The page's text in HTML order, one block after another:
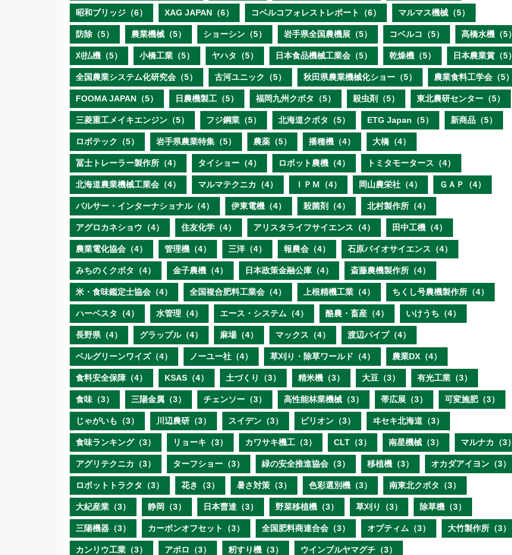
昭和ブリッジ（6） XAG JAPAN（6） コベルコフォレストレポート（6） マルマス機械（5）
防除（5） 農業機械（5） ショーシン（5） 岩手県全国農機展（5） コベルコ（5） 髙橋水機（5）
刈払機（5） 小橋工業（5） ヤハタ（5） 日本食品機械工業会（5） 乾燥機（5） 日本農業賞（5）
全国農業システム化研究会（5） 古河ユニック（5） 秋田県農業機械化ショー（5） 農業食料工学会（5）
FOOMA JAPAN（5） 日農機製工（5） 福岡九州クボタ（5） 殺虫剤（5） 東北農研センター（5）
三菱重工メイキエンジン（5） フジ鋼業（5） 北海道クボタ（5） ETG Japan（5） 新商品（5）
ロボテック（5） 岩手県農業特集（5） 農薬（5） 播種機（4） 大橋（4）
冨士トレーラー製作所（4） タイショー（4） ロボット農機（4） トミタモータース（4）
北海道農業機械工業会（4） マルマテクニカ（4） ＩＰＭ（4） 岡山農栄社（4） ＧＡＰ（4）
パルサー・インターナショナル（4） 伊東電機（4） 殺菌剤（4） 北村製作所（4）
アグロカネショウ（4） 住友化学（4） アリスタライフサイエンス（4） 田中工機（4）
農業電化協会（4） 管理機（4） 三洋（4） 報農会（4） 石原バイオサイエンス（4）
みちのくクボタ（4） 金子農機（4） 日本政策金融公庫（4） 斎藤農機製作所（4）
米・食味鑑定士協会（4） 全国複合肥料工業会（4） 上根精機工業（4） ちくし号農機製作所（4）
ハーベスタ（4） 水管理（4） エース・システム（4） 酪農・畜産（4） いけうち（4）
長野県（4） グラップル（4） 麻場（4） マックス（4） 渡辺パイプ（4）
ベルグリーンワイズ（4） ノーユー社（4） 草刈り・除草ワールド（4） 農業DX（4）
食料安全保障（4） KSAS（4） 土づくり（3） 精米機（3） 大豆（3） 有光工業（3）
食味（3） 三陽金属（3） チェンソー（3） 高性能林業機械（3） 帯広展（3） 可変施肥（3）
じゃがいも（3） 川辺農研（3） スイデン（3） ピリオン（3） ヰセキ北海道（3）
食味ランキング（3） リョーキ（3） カワサキ機工（3） CLT（3） 南星機械（3） マルナカ（3）
アグリテクニカ（3） ターフショー（3） 緑の安全推進協会（3） 移植機（3） オカダアイヨン（3）
ロボットトラクタ（3） 花き（3） 暑さ対策（3） 色彩選別機（3） 南東北クボタ（3）
大紀産業（3） 静岡（3） 日本曹達（3） 野菜移植機（3） 草刈り（3） 除草機（3）
三陽機器（3） カーボンオフセット（3） 全国肥料商連合会（3） オプティム（3） 大竹製作所（3）
カンリウ工業（3） アポロ（3） 籾すり機（3） ウインブルヤマグチ（3）